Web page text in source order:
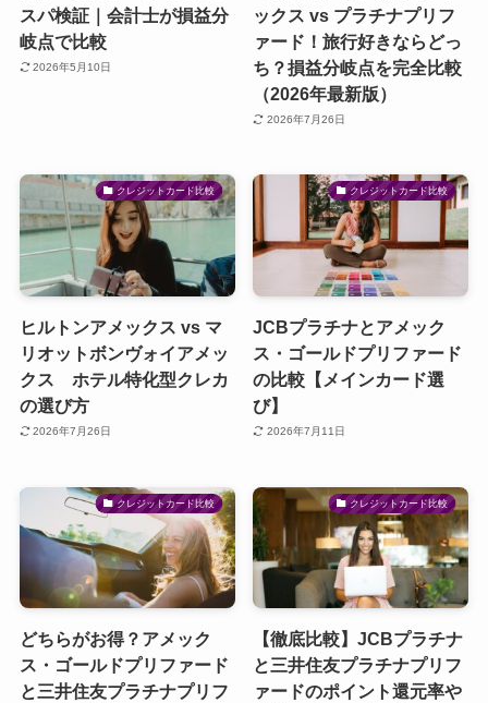
スパ検証｜会計士が損益分
岐点で比較
2026年5月10日
ックス vs プラチナプリフ
ァード！旅行好きならどっ
ち？損益分岐点を完全比較
（2026年最新版）
2026年7月26日
クレジットカード比較
ヒルトンアメックス vs マ
リオットボンヴォイアメッ
クス ホテル特化型クレカ
の選び方
2026年7月26日
クレジットカード比較
JCBプラチナとアメック
ス・ゴールドプリファード
の比較【メインカード選
び】
2026年7月11日
クレジットカード比較
どちらがお得？アメック
ス・ゴールドプリファード
と三井住友プラチナプリフ
クレジットカード比較
【徹底比較】JCBプラチナ
と三井住友プラチナプリフ
ァードのポイント還元率や